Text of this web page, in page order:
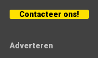
Contacteer ons!
Adverteren